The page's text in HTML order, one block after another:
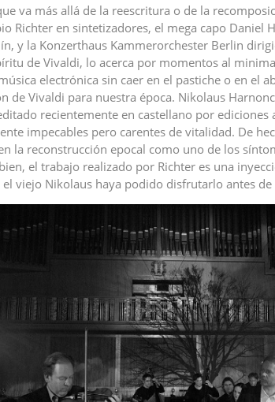
va más allá de la reescritura o de la
Richter en sintetizadores, el mega capo Daniel
y la Konzerthaus Kammerorchester Berlin
de Vivaldi, lo acerca por momentos al
electrónica sin caer en el pastiche o en el
de Vivaldi para nuestra época. Nikolaus
recientemente en castellano por ediciones
impecables pero carentes de vitalidad. De
la reconstrucción epocal como uno de los
el trabajo realizado por Richter es una
viejo Nikolaus haya podido disfrutarlo antes